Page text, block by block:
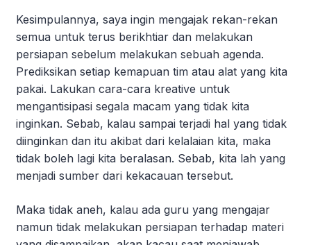
Kesimpulannya, saya ingin mengajak rekan-rekan
semua untuk terus berikhtiar dan melakukan
persiapan sebelum melakukan sebuah agenda.
Prediksikan setiap kemapuan tim atau alat yang kita
pakai. Lakukan cara-cara kreative untuk
mengantisipasi segala macam yang tidak kita
inginkan. Sebab, kalau sampai terjadi hal yang tidak
diinginkan dan itu akibat dari kelalaian kita, maka
tidak boleh lagi kita beralasan. Sebab, kita lah yang
menjadi sumber dari kekacauan tersebut.
Maka tidak aneh, kalau ada guru yang mengajar
namun tidak melakukan persiapan terhadap materi